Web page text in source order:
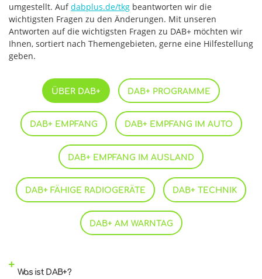
umgestellt. Aufdabplus.de/tkg beantworten wir die
wichtigsten Fragen zu den Änderungen. Mit unseren
Antworten auf die wichtigsten Fragen zu DAB+ möchten wir
Ihnen, sortiert nach Themengebieten, gerne eine Hilfestellung
geben.
ÜBER DAB+ DAB+ PROGRAMME
DAB+ EMPFANG DAB+ EMPFANG IM AUTO
DAB+ EMPFANG IM AUSLAND
DAB+ FÄHIGE RADIOGERÄTE DAB+ TECHNIK
DAB+ AM WARNTAG
Was ist DAB+?